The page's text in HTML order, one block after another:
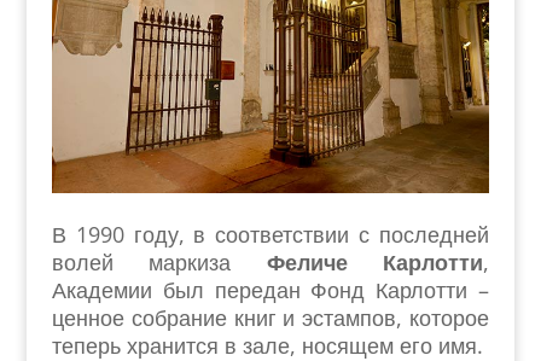
В 1990 году, в соответствии с последней
волей маркиза Феличе Карлотти,
Академии был передан Фонд Карлотти –
ценное собрание книг и эстампов, которое
теперь хранится в зале, носящем его имя.